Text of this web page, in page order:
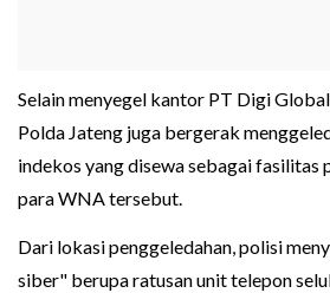
Selain menyegel kantor PT Digi
Polda Jateng juga bergerak
indekos yang disewa sebagai fasilitas
para WNA tersebut.
Dari lokasi penggeledahan, polisi
siber" berupa ratusan unit telepon